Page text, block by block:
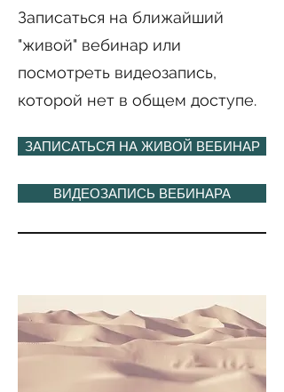
Записаться на ближайший
"живой" вебинар или
посмотреть видеозапись,
которой нет в общем доступе.
ЗАПИСАТЬСЯ НА ЖИВОЙ ВЕБИНАР
ВИДЕОЗАПИСЬ ВЕБИНАРА